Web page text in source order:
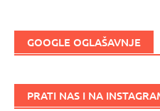
GOOGLE OGLAŠAVNJE
PRATI NAS I NA